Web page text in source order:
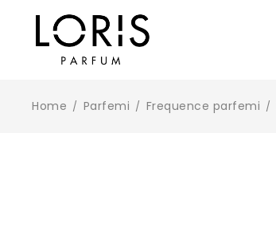
Home / Parfemi / Frequence parfemi /